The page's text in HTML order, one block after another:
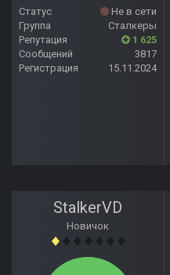
Статус
Не в сети
Группа
Сталкеры
Репутация
1 625
Сообщений
3817
Регистрация
15.11.2024
StalkerVD
Новичок